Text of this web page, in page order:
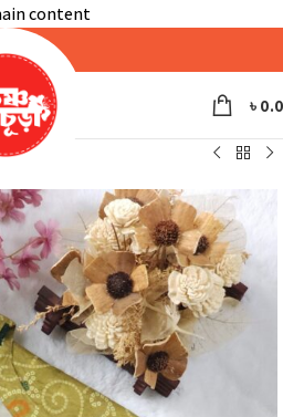
content
৳